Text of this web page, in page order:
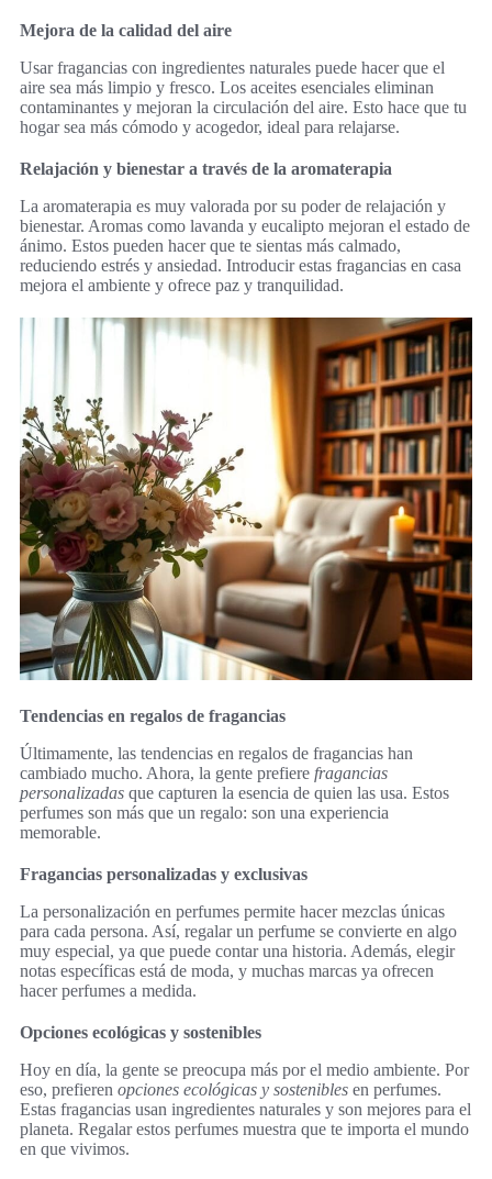
Mejora de la calidad del aire
Usar fragancias con ingredientes naturales puede hacer que el
aire sea más limpio y fresco. Los aceites esenciales eliminan
contaminantes y mejoran la circulación del aire. Esto hace que tu
hogar sea más cómodo y acogedor, ideal para relajarse.
Relajación y bienestar a través de la aromaterapia
La aromaterapia es muy valorada por su poder de relajación y
bienestar. Aromas como lavanda y eucalipto mejoran el estado de
ánimo. Estos pueden hacer que te sientas más calmado,
reduciendo estrés y ansiedad. Introducir estas fragancias en casa
mejora el ambiente y ofrece paz y tranquilidad.
Tendencias en regalos de fragancias
Últimamente, las tendencias en regalos de fragancias han
cambiado mucho. Ahora, la gente prefiere fragancias
personalizadas que capturen la esencia de quien las usa. Estos
perfumes son más que un regalo: son una experiencia
memorable.
Fragancias personalizadas y exclusivas
La personalización en perfumes permite hacer mezclas únicas
para cada persona. Así, regalar un perfume se convierte en algo
muy especial, ya que puede contar una historia. Además, elegir
notas específicas está de moda, y muchas marcas ya ofrecen
hacer perfumes a medida.
Opciones ecológicas y sostenibles
Hoy en día, la gente se preocupa más por el medio ambiente. Por
eso, prefieren opciones ecológicas y sostenibles en perfumes.
Estas fragancias usan ingredientes naturales y son mejores para el
planeta. Regalar estos perfumes muestra que te importa el mundo
en que vivimos.